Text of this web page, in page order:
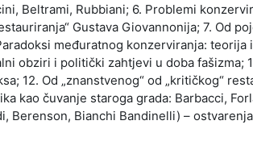
Beltrami, Rubbiani; 6. Problemi
Gustava Giovannonija; 7. Od
međuratnog konzerviranja:
obziri i politički zahtjevi u doba fašizma;
12. Od „znanstvenog“ od „kritičkog“
kao čuvanje staroga grada: Barbacci,
Berenson, Bianchi Bandinelli) –